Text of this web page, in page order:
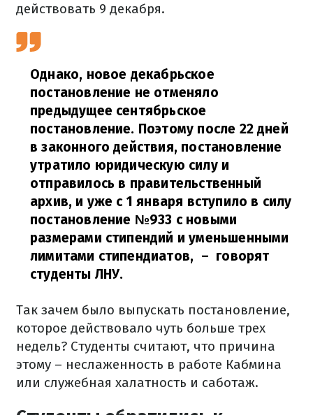
действовать 9 декабря.
Однако, новое декабрьское
постановление не отменяло
предыдущее сентябрьское
постановление. Поэтому после 22 дней
в законного действия, постановление
утратило юридическую силу и
отправилось в правительственный
архив, и уже с 1 января вступило в силу
постановление №933 с новыми
размерами стипендий и уменьшенными
лимитами стипендиатов, – говорят
студенты ЛНУ.
Так зачем было выпускать постановление,
которое действовало чуть больше трех
недель? Студенты считают, что причина
этому – неслаженность в работе Кабмина
или служебная халатность и саботаж.